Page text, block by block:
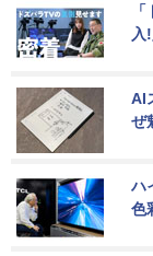
入
AI
ぜ
ハ
色